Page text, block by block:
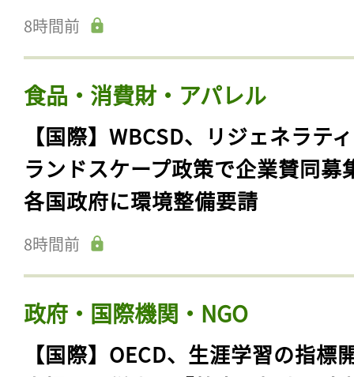
8時間前
食品・消費財・アパレル
【国際】WBCSD、リジェネラテ
ランドスケープ政策で企業賛同募
各国政府に環境整備要請
8時間前
政府・国際機関・NGO
【国際】OECD、生涯学習の指標